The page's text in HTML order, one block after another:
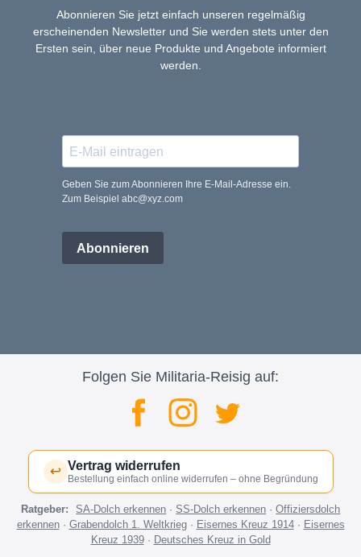
Abonnieren Sie jetzt einfach unseren regelmäßig
erscheinenden Newsletter und Sie werden stets unter den
Ersten sein, über neue Produkte und Angebote informiert
werden.
Geben Sie zum Abonnieren Ihre E-Mail-Adresse ein.
Zum Beispiel abc@xyz.com
Abonnieren
Folgen Sie Militaria-Reisig auf:
↩ Vertrag widerrufen
Bestellung einfach online widerrufen – ohne Begründung
Ratgeber: SA-Dolch erkennen ·SS-Dolch erkennen ·Offiziersdolch
erkennen· Grabendolch 1. Weltkrieg· Eisernes Kreuz 1914· Eisernes
Kreuz 1939· Deutsches Kreuz in Gold